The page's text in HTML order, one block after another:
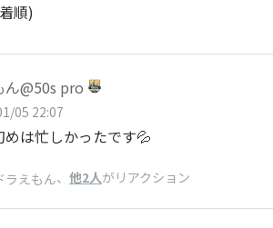
順)
ん@50s pro
05 22:07
めは忙しかったです💦
ラえもん、 他2人がリアクション